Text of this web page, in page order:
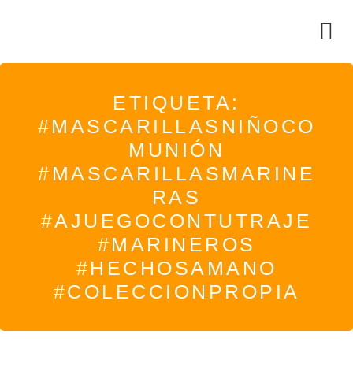
ETIQUETA:
#MASCARILLASNIÑOCO
MUNIÓN
#MASCARILLASMARINE
RAS
#AJUEGOCONTUTRAJE
#MARINEROS
#HECHOSAMANO
#COLECCIONPROPIA